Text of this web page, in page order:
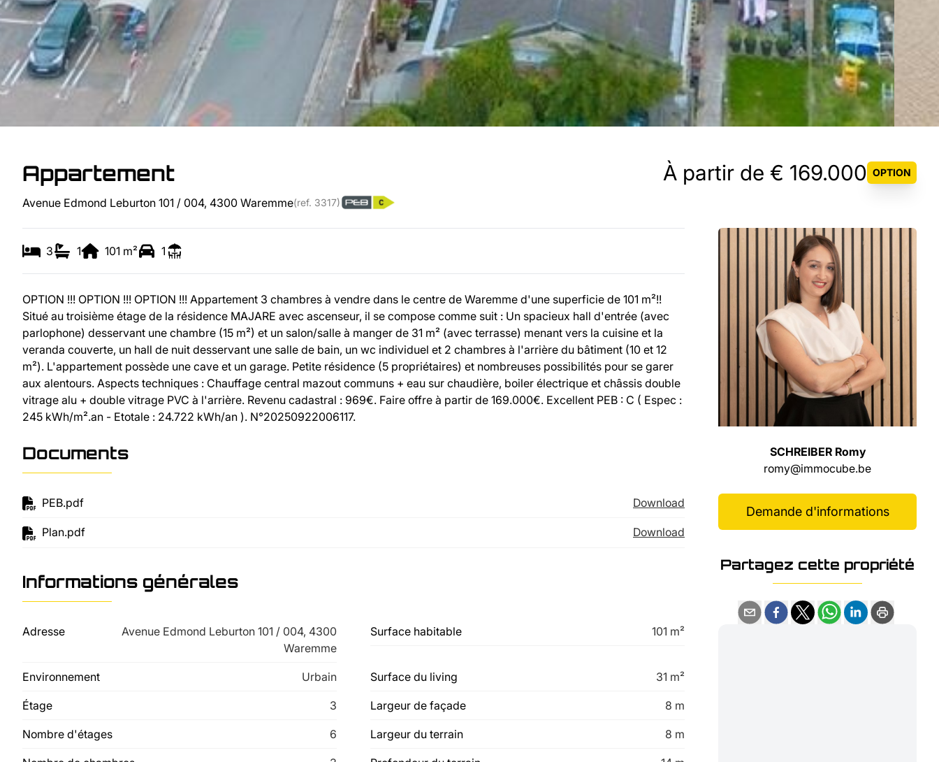
Appartement À partir de € 169.000 OPTION
Avenue Edmond Leburton 101 / 004, 4300 Waremme(ref. 3317)
3 1 101 m² 1
OPTION !!! OPTION !!! OPTION !!! Appartement 3 chambres à vendre dans le centre de Waremme d'une superficie de 101 m²!!
Situé au troisième étage de la résidence MAJARE avec ascenseur, il se compose comme suit : Un spacieux hall d'entrée (avec
parlophone) desservant une chambre (15 m²) et un salon/salle à manger de 31 m² (avec terrasse) menant vers la cuisine et la
veranda couverte, un hall de nuit desservant une salle de bain, un wc individuel et 2 chambres à l'arrière du bâtiment (10 et 12
m²). L'appartement possède une cave et un garage. Petite résidence (5 propriétaires) et nombreuses possibilités pour se garer
aux alentours. Aspects techniques : Chauffage central mazout communs + eau sur chaudière, boiler électrique et châssis double
vitrage alu + double vitrage PVC à l'arrière. Revenu cadastral : 969€. Faire offre à partir de 169.000€. Excellent PEB : C ( Espec :
245 kWh/m².an - Etotale : 24.722 kWh/an ). N°20250922006117.
Documents
PEB.pdf Download
Plan.pdf Download
Informations générales
Adresse
Avenue Edmond Leburton 101 / 004, 4300
Waremme
Surface habitable 101 m²
Environnement Urbain Surface du living 31 m²
Étage 3 Largeur de façade 8 m
Nombre d'étages 6 Largeur du terrain 8 m
SCHREIBER Romy
romy@immocube.be
Demande d'informations
Partagez cette propriété